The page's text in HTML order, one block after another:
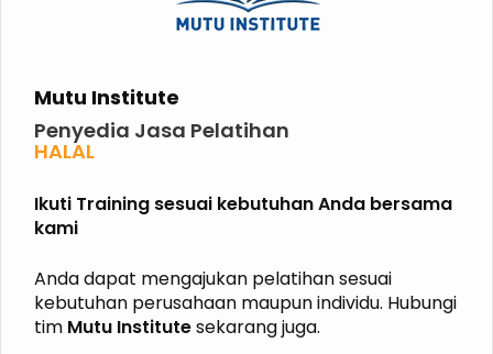
Mutu Institute
Penyedia Jasa Pelatihan
HALAL
ISPO
RSPO
SVLK
P2K3
P3K
K3 KIMIA
K3 MIGAS
Ikuti Training sesuai kebutuhan Anda bersama
kami
Anda dapat mengajukan pelatihan sesuai
kebutuhan perusahaan maupun individu. Hubungi
tim Mutu Institutesekarang juga.